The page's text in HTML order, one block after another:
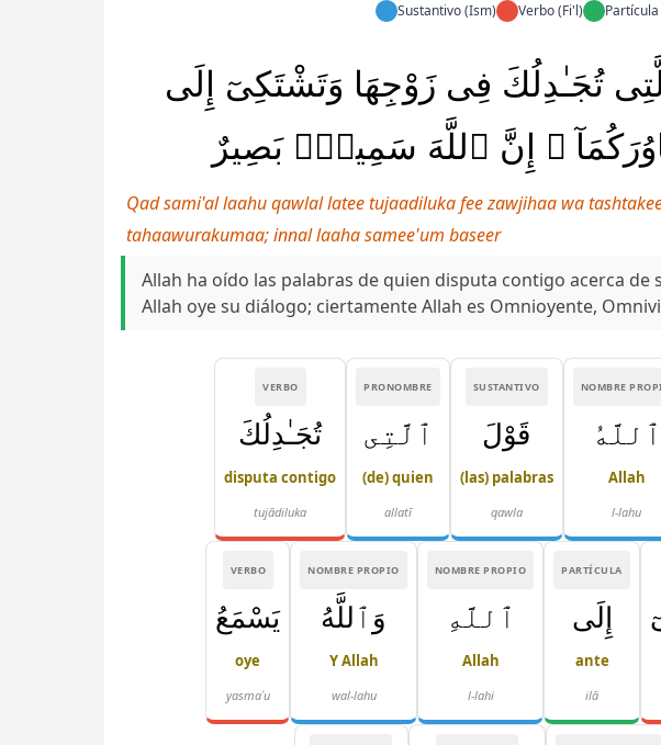
Sustantivo (Ism) Verbo (Fi'l)
تُجَـٰدِلُكَ فِى زَوْجِهَا وَتَشْتَكِىٓ إِلَى
إِنَّ ٱللَّهَ سَمِيعٌۢ بَصِيرٌ
Qad sami'al laahu qawlal latee tujaadiluka fee zawjihaa wa
tahaawurakumaa; innal laaha samee'um baseer
Allah ha oído las palabras de quien disputa contigo acerca de
Allah oye su diálogo; ciertamente Allah es Omnioyente,
NOMBRE
ٱللَّهُ
Allah
l-lahu
SUSTANTIVO
قَوْلَ
(las) palabras
qawla
PRONOMBRE
ٱلَّتِى
(de) quien
allatī
VERBO
تُجَـٰدِلُكَ
disputa contigo
tujādiluka
PARTÍCULA
إِلَى
ante
ilā
NOMBRE PROPIO
ٱللَّهِ
Allah
l-lahi
NOMBRE PROPIO
وَٱللَّهُ
Y Allah
wal-lahu
VERBO
يَسْمَعُ
oye
yasmaʿu